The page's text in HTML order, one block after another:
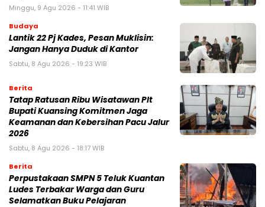
Minggu, 9 Agu 2026 - 11:41 WIB
Budaya
Lantik 22 Pj Kades, Pesan Muklisin:
Jangan Hanya Duduk di Kantor
Sabtu, 8 Agu 2026 - 19:23 WIB
Berita
Tatap Ratusan Ribu Wisatawan Plt
Bupati Kuansing Komitmen Jaga
Keamanan dan Kebersihan Pacu Jalur
2026
Sabtu, 8 Agu 2026 - 18:17 WIB
Berita
Perpustakaan SMPN 5 Teluk Kuantan
Ludes Terbakar Warga dan Guru
Selamatkan Buku Pelajaran